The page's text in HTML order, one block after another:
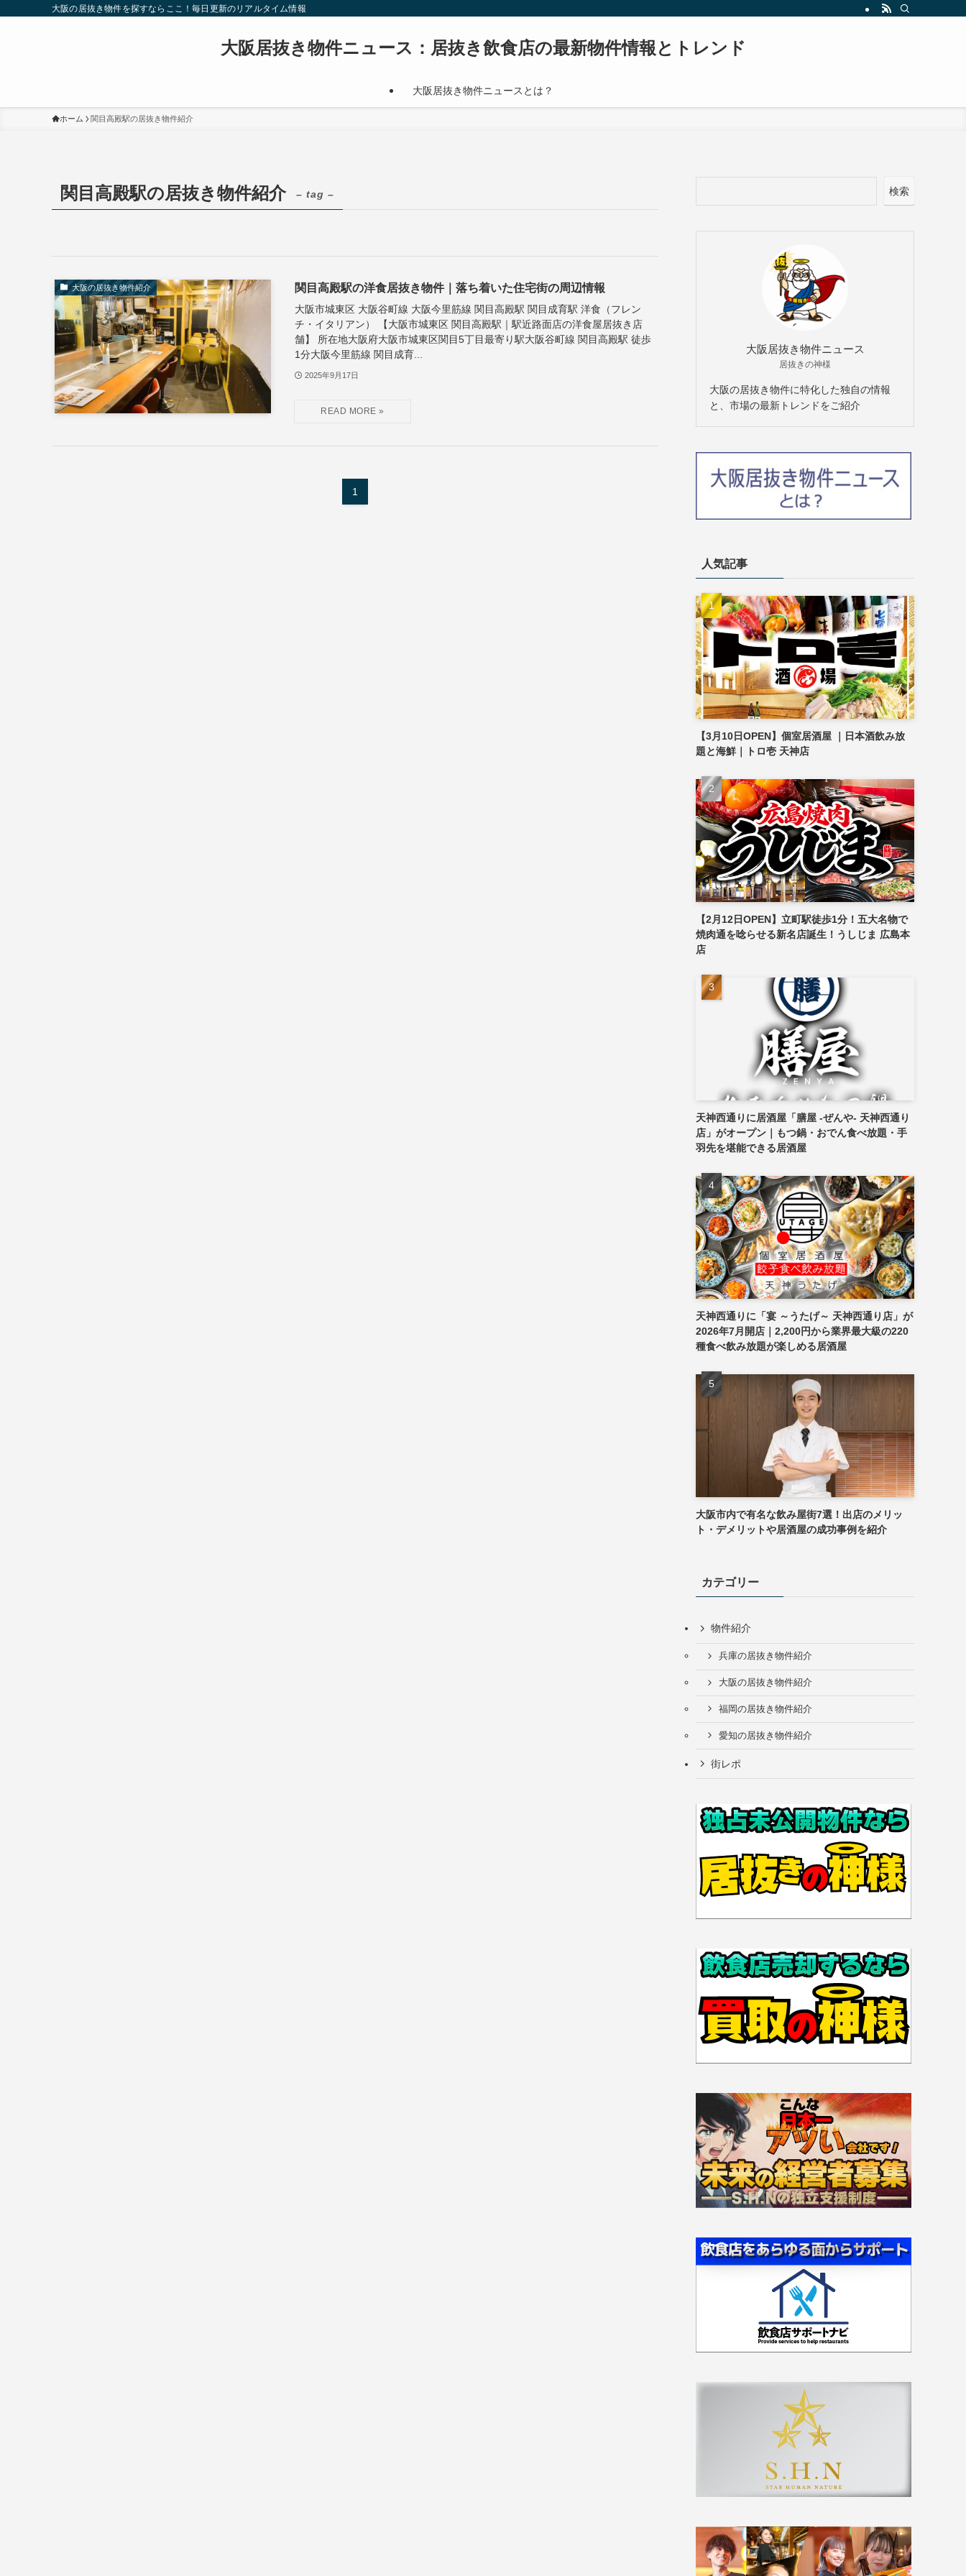
大阪の居抜き物件を探すならここ！毎日更新のリアルタイム情報
大阪居抜き物件ニュース：居抜き飲食店の最新物件情報とトレンド
大阪居抜き物件ニュースとは？
ホーム 関目高殿駅の居抜き物件紹介
関目高殿駅の居抜き物件紹介 – tag –
大阪の居抜き物件紹介 関目高殿駅の洋食居抜き物件｜落ち着いた住宅街の周辺情報
大阪市城東区 大阪谷町線 大阪今里筋線 関目高殿駅 関目成育駅 洋食（フレン
チ・イタリアン） 【大阪市城東区 関目高殿駅｜駅近路面店の洋食屋居抜き店
舗】 所在地大阪府大阪市城東区関目5丁目最寄り駅大阪谷町線 関目高殿駅 徒歩
1分大阪今里筋線 関目成育...
2025年9月17日
1
検索
大阪居抜き物件ニュース
居抜きの神様
大阪の居抜き物件に特化した独自の情報
と、市場の最新トレンドをご紹介
人気記事
【3月10日OPEN】個室居酒屋 ｜日本酒飲み放
題と海鮮｜トロ壱 天神店
【2月12日OPEN】立町駅徒歩1分！五大名物で
焼肉通を唸らせる新名店誕生！うしじま 広島本
店
天神西通りに居酒屋「膳屋 -ぜんや- 天神西通り
店」がオープン｜もつ鍋・おでん食べ放題・手
羽先を堪能できる居酒屋
天神西通りに「宴 ～うたげ～ 天神西通り店」が
2026年7月開店｜2,200円から業界最大級の220
種食べ飲み放題が楽しめる居酒屋
大阪市内で有名な飲み屋街7選！出店のメリッ
ト・デメリットや居酒屋の成功事例を紹介
カテゴリー
物件紹介
兵庫の居抜き物件紹介
大阪の居抜き物件紹介
福岡の居抜き物件紹介
愛知の居抜き物件紹介
街レポ